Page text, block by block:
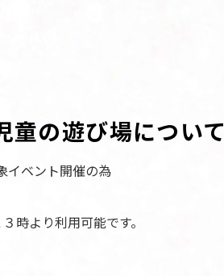
の遊び場について
イベント開催の為
時より利用可能です。